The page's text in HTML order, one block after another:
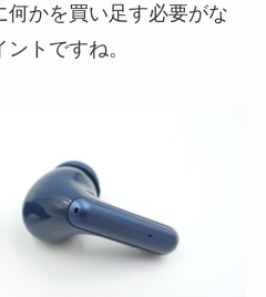
かを買い足す必要がな
トですね。